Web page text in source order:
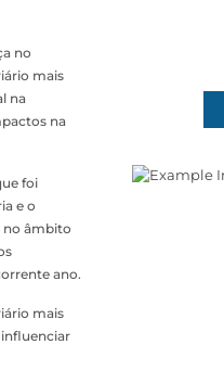
no
mais
na
na
foi
e o
no âmbito
ano.
mais
influenciar